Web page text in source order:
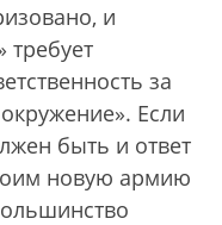
и
требует
за
Если
быть и ответ
новую армию